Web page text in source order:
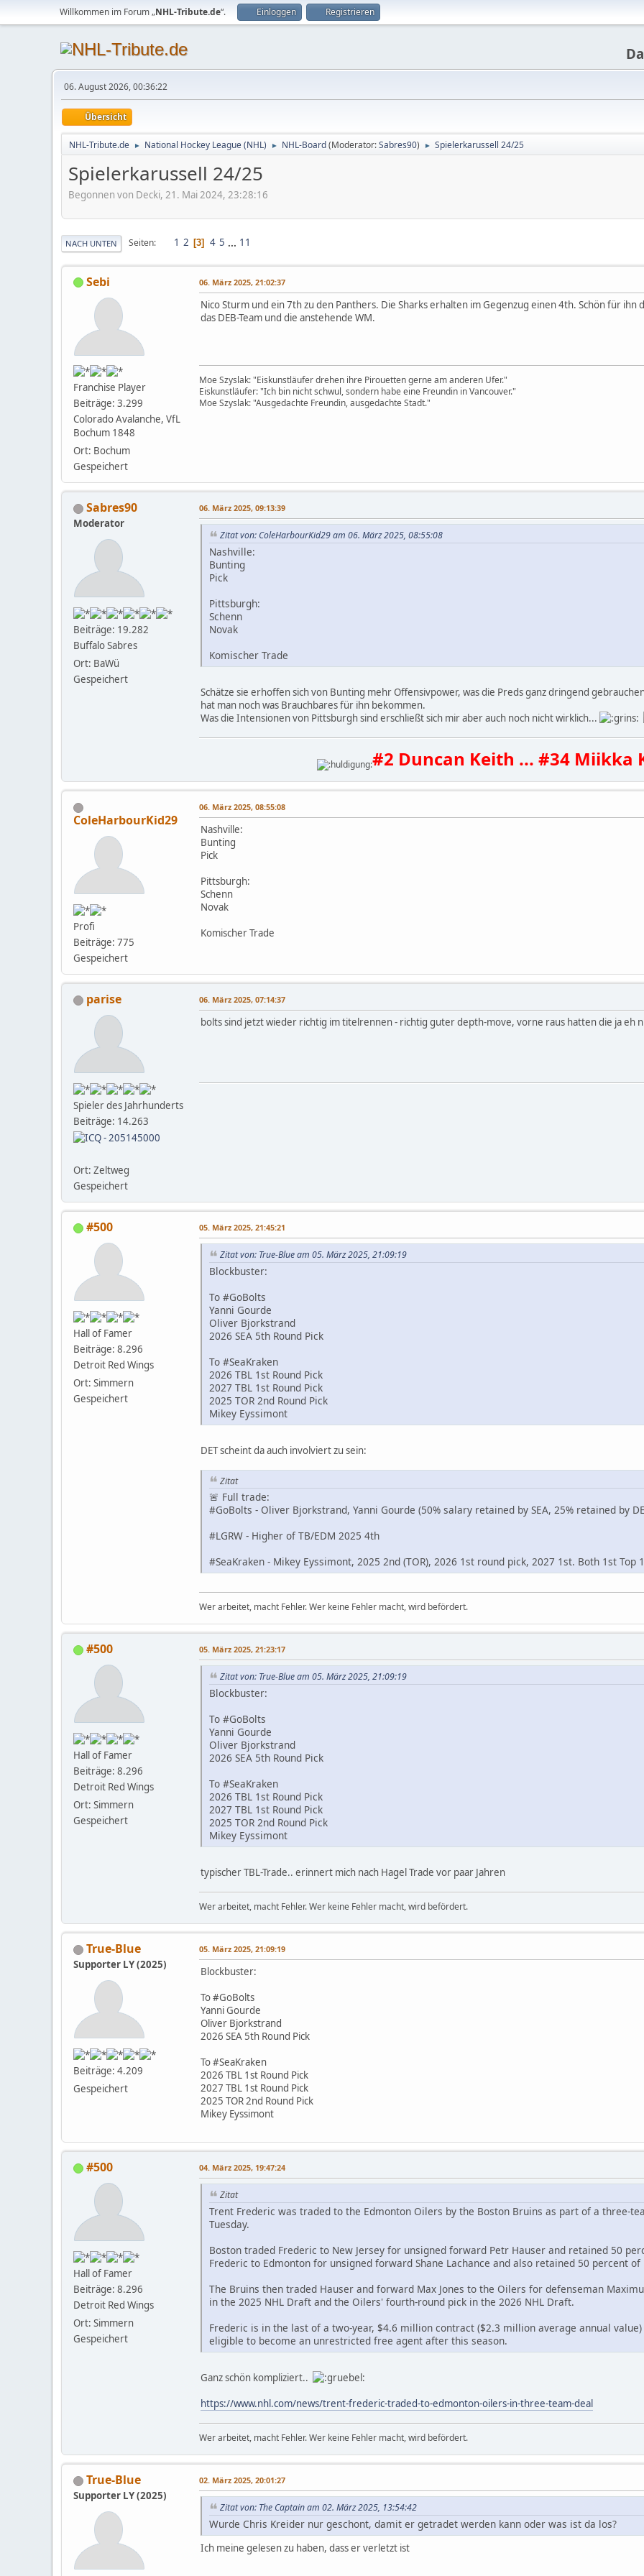
Willkommen im Forum „NHL-Tribute.de“. Einloggen Registrieren
06. August 2026, 00:36:22
Übersicht
NHL-Tribute.de ► National Hockey League (NHL) ► NHL-Board(Moderator:Sabres90) ► Spielerkarussell 24/25
Spielerkarussell 24/25
Begonnen von Decki, 21. Mai 2024, 23:28:16
NACH UNTEN Seiten 1 2 3 4 5 ... 11
Sebi
Franchise Player
Beiträge: 3.299
Colorado Avalanche, VfL
Bochum 1848
Ort: Bochum
Gespeichert
06. März 2025, 21:02:37
Nico Sturm und ein 7th zu den Panthers. Die Sharks erhalten im Gegenzug einen 4th. Schön für ihn
das DEB-Team und die anstehende WM.
Moe Szyslak: "Eiskunstläufer drehen ihre Pirouetten gerne am anderen Ufer."
Eiskunstläufer: "Ich bin nicht schwul, sondern habe eine Freundin in Vancouver."
Moe Szyslak: "Ausgedachte Freundin, ausgedachte Stadt."
Sabres90
Moderator
Beiträge: 19.282
Buffalo Sabres
Ort: BaWü
Gespeichert
06. März 2025, 09:13:39
Zitat von: ColeHarbourKid29 am 06. März 2025, 08:55:08
Nashville:
Bunting
Pick
Pittsburgh:
Schenn
Novak
Komischer Trade
Schätze sie erhoffen sich von Bunting mehr Offensivpower, was die Preds ganz dringend
hat man noch was Brauchbares für ihn bekommen.
Was die Intensionen von Pittsburgh sind erschließt sich mir aber auch noch nicht wirklich...
#2 Duncan Keith ... #34 Miikka
ColeHarbourKid29
Profi
Beiträge: 775
Gespeichert
06. März 2025, 08:55:08
Nashville:
Bunting
Pick
Pittsburgh:
Schenn
Novak
Komischer Trade
parise
Spieler des Jahrhunderts
Beiträge: 14.263
Ort: Zeltweg
Gespeichert
06. März 2025, 07:14:37
bolts sind jetzt wieder richtig im titelrennen - richtig guter depth-move, vorne raus hatten die ja eh
#500
Hall of Famer
Beiträge: 8.296
Detroit Red Wings
Ort: Simmern
Gespeichert
05. März 2025, 21:45:21
Zitat von: True-Blue am 05. März 2025, 21:09:19
Blockbuster:
To #GoBolts
Yanni Gourde
Oliver Bjorkstrand
2026 SEA 5th Round Pick
To #SeaKraken
2026 TBL 1st Round Pick
2027 TBL 1st Round Pick
2025 TOR 2nd Round Pick
Mikey Eyssimont
DET scheint da auch involviert zu sein:
Zitat
🚨 Full trade:
#GoBolts - Oliver Bjorkstrand, Yanni Gourde (50% salary retained by SEA, 25% retained by
#LGRW - Higher of TB/EDM 2025 4th
#SeaKraken - Mikey Eyssimont, 2025 2nd (TOR), 2026 1st round pick, 2027 1st. Both 1st Top
Wer arbeitet, macht Fehler. Wer keine Fehler macht, wird befördert.
#500
Hall of Famer
Beiträge: 8.296
Detroit Red Wings
Ort: Simmern
Gespeichert
05. März 2025, 21:23:17
Zitat von: True-Blue am 05. März 2025, 21:09:19
Blockbuster:
To #GoBolts
Yanni Gourde
Oliver Bjorkstrand
2026 SEA 5th Round Pick
To #SeaKraken
2026 TBL 1st Round Pick
2027 TBL 1st Round Pick
2025 TOR 2nd Round Pick
Mikey Eyssimont
typischer TBL-Trade.. erinnert mich nach Hagel Trade vor paar Jahren
Wer arbeitet, macht Fehler. Wer keine Fehler macht, wird befördert.
True-Blue
Supporter LY (2025)
Beiträge: 4.209
Gespeichert
05. März 2025, 21:09:19
Blockbuster:
To #GoBolts
Yanni Gourde
Oliver Bjorkstrand
2026 SEA 5th Round Pick
To #SeaKraken
2026 TBL 1st Round Pick
2027 TBL 1st Round Pick
2025 TOR 2nd Round Pick
Mikey Eyssimont
#500
Hall of Famer
Beiträge: 8.296
Detroit Red Wings
Ort: Simmern
Gespeichert
04. März 2025, 19:47:24
Zitat
Trent Frederic was traded to the Edmonton Oilers by the Boston Bruins as part of a three-
Tuesday.
Boston traded Frederic to New Jersey for unsigned forward Petr Hauser and retained 50
Frederic to Edmonton for unsigned forward Shane Lachance and also retained 50 percent
The Bruins then traded Hauser and forward Max Jones to the Oilers for defenseman
in the 2025 NHL Draft and the Oilers' fourth-round pick in the 2026 NHL Draft.
Frederic is in the last of a two-year, $4.6 million contract ($2.3 million average annual
eligible to become an unrestricted free agent after this season.
Ganz schön kompliziert..
https://www.nhl.com/news/trent-frederic-traded-to-edmonton-oilers-in-three-team-deal
Wer arbeitet, macht Fehler. Wer keine Fehler macht, wird befördert.
True-Blue
Supporter LY (2025)
02. März 2025, 20:01:27
Zitat von: The Captain am 02. März 2025, 13:54:42
Wurde Chris Kreider nur geschont, damit er getradet werden kann oder was ist da los?
Ich meine gelesen zu haben, dass er verletzt ist